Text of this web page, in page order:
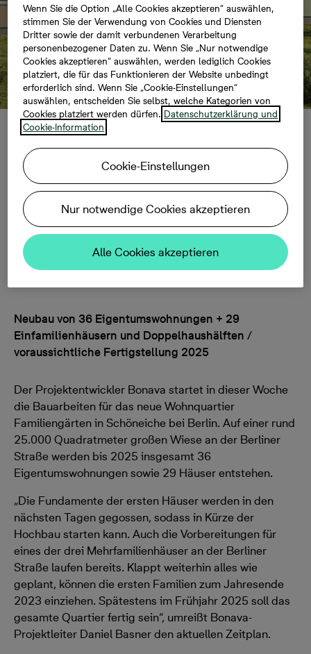
Baustart für
Familiengärten in
Schöneiche
12.04.2022, 09:00
Neubau von 36 Eigentumswohnungen + 29
Einfamilienhäusern und Doppelhaushälften /
voraussichtliche Fertigstellung 2025
Der Projektentwickler Bonava startet in dieser Woche
die Bauarbeiten für das neue Wohnquartier
Familiengärten in Schöneiche bei Berlin. Auf einer rund
25.000 Quadratmeter großen Wiese an der Berliner
Straße werden bis 2025 insgesamt 36
Eigentumswohnungen sowie 29 Häuser entstehen.
„Die Fundamente der ersten Häuser werden in den
nächsten Tagen gegossen, sodass in Kürze der
Hochbau starten kann. Auch die Vorbereitungen für
eines der drei Mehrfamilienhäuser an der Berliner
Straße laufen bereits. Klappt weiterhin alles wie
geplant, können die ersten Familien zum Jahresende
2023 einziehen. Spätestens im Frühjahr 2025 soll das
gesamte Quartier fertig sein“, umreißt Bonava-
Projektleiter Daniel Basner den aktuellen Zeitplan.
Wenn Sie die Option „Alle Cookies akzeptieren“ auswählen,
stimmen Sie der Verwendung von Cookies und Diensten
Dritter sowie der damit verbundenen Verarbeitung
personenbezogener Daten zu. Wenn Sie „Nur notwendige
Cookies akzeptieren“ auswählen, werden lediglich Cookies
platziert, die für das Funktionieren der Website unbedingt
erforderlich sind. Wenn Sie „Cookie-Einstellungen“
auswählen, entscheiden Sie selbst, welche Kategorien von
Cookies platziert werden dürfen. Datenschutzerklärung und
Cookie-Information
Cookie-Einstellungen
Nur notwendige Cookies akzeptieren
Alle Cookies akzeptieren